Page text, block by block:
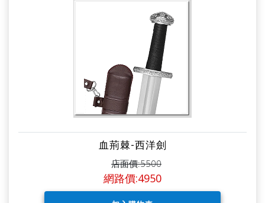
血荊棘-西洋劍
店面價:5500
網路價:4950